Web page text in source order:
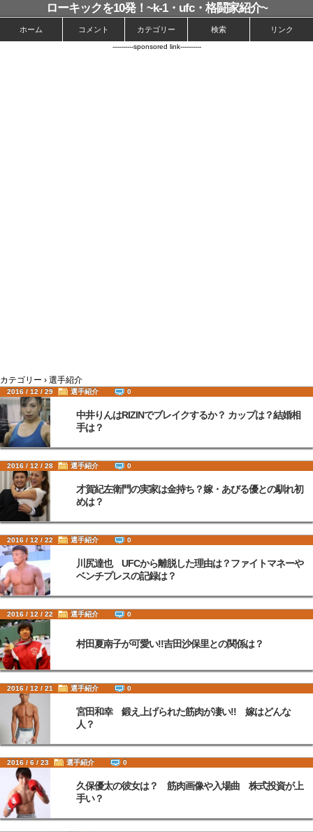
ローキックを10発！~k-1・ufc・格闘家紹介~
ホーム コメント カテゴリー 検索 リンク
----------sponsored link----------
カテゴリー › 選手紹介
2016 / 12 / 29 選手紹介 0
中井りんはRIZINでブレイクするか？ カップは？結婚相
手は？
2016 / 12 / 28 選手紹介 0
才賀紀左衛門の実家は金持ち？嫁・あびる優との馴れ初
めは？
2016 / 12 / 22 選手紹介 0
川尻達也 UFCから離脱した理由は？ファイトマネーや
ベンチプレスの記録は？
2016 / 12 / 22 選手紹介 0
村田夏南子が可愛い!!吉田沙保里との関係は？
2016 / 12 / 21 選手紹介 0
宮田和幸 鍛え上げられた筋肉が凄い!! 嫁はどんな
人？
2016 / 6 / 23 選手紹介 0
久保優太の彼女は？ 筋肉画像や入場曲 株式投資が上
手い？